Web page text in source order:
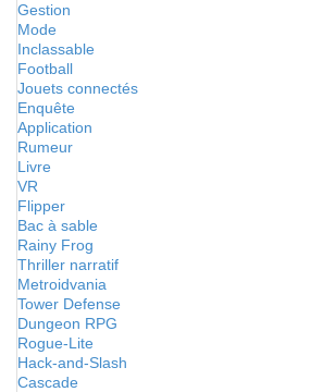
Gestion
Mode
Inclassable
Football
Jouets connectés
Enquête
Application
Rumeur
Livre
VR
Flipper
Bac à sable
Rainy Frog
Thriller narratif
Metroidvania
Tower Defense
Dungeon RPG
Rogue-Lite
Hack-and-Slash
Cascade